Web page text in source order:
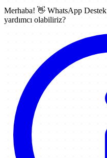
Merhaba! 👋 WhatsApp Destek
yardımcı olabiliriz?